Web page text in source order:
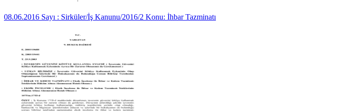
08.06.2016 Sayı : Sirküler/İş Kanunu/2016/2 Konu: İhbar Tazminatı